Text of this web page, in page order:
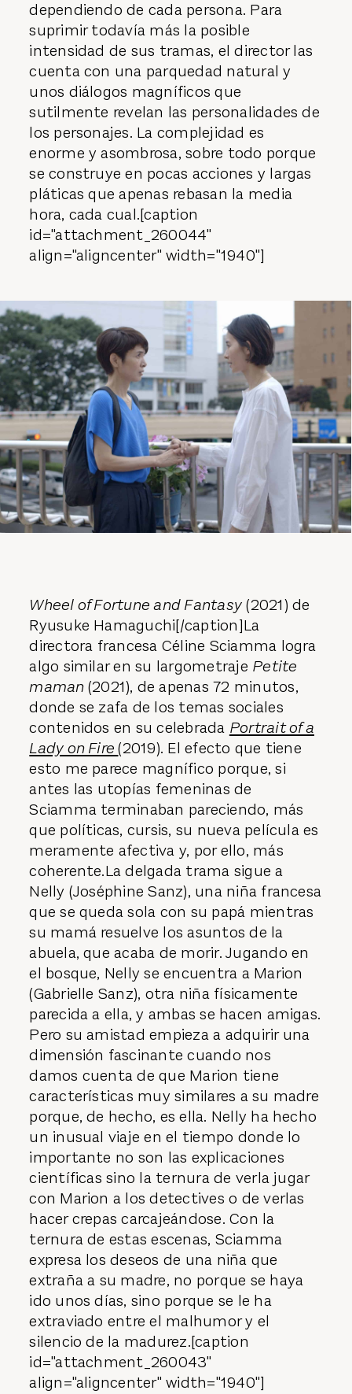
dependiendo de cada persona. Para
suprimir todavía más la posible
intensidad de sus tramas, el director las
cuenta con una parquedad natural y
unos diálogos magníficos que
sutilmente revelan las personalidades de
los personajes. La complejidad es
enorme y asombrosa, sobre todo porque
se construye en pocas acciones y largas
pláticas que apenas rebasan la media
hora, cada cual.[caption
id="attachment_260044"
align="aligncenter" width="1940"]
Wheel of Fortune and Fantasy(2021) de
Ryusuke Hamaguchi[/caption]La
directora francesa Céline Sciamma logra
algo similar en su largometraje Petite
maman(2021), de apenas 72 minutos,
donde se zafa de los temas sociales
contenidos en su celebrada Portrait of a
Lady on Fire(2019). El efecto que tiene
esto me parece magnífico porque, si
antes las utopías femeninas de
Sciamma terminaban pareciendo, más
que políticas, cursis, su nueva película es
meramente afectiva y, por ello, más
coherente.La delgada trama sigue a
Nelly (Joséphine Sanz), una niña francesa
que se queda sola con su papá mientras
su mamá resuelve los asuntos de la
abuela, que acaba de morir. Jugando en
el bosque, Nelly se encuentra a Marion
(Gabrielle Sanz), otra niña físicamente
parecida a ella, y ambas se hacen amigas.
Pero su amistad empieza a adquirir una
dimensión fascinante cuando nos
damos cuenta de que Marion tiene
características muy similares a su madre
porque, de hecho, es ella. Nelly ha hecho
un inusual viaje en el tiempo donde lo
importante no son las explicaciones
científicas sino la ternura de verla jugar
con Marion a los detectives o de verlas
hacer crepas carcajeándose. Con la
ternura de estas escenas, Sciamma
expresa los deseos de una niña que
extraña a su madre, no porque se haya
ido unos días, sino porque se le ha
extraviado entre el malhumor y el
silencio de la madurez.[caption
id="attachment_260043"
align="aligncenter" width="1940"]